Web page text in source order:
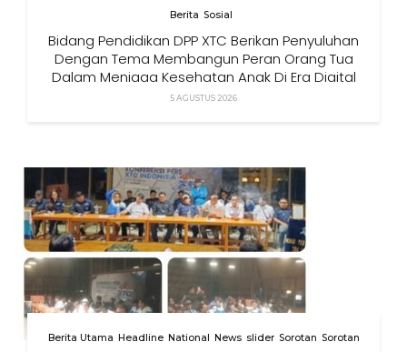
Berita Sosial
Bidang Pendidikan DPP XTC Berikan Penyuluhan
Dengan Tema Membangun Peran Orang Tua
Dalam Menjaga Kesehatan Anak Di Era Digital
5 AGUSTUS 2026
Berita Utama Headline National News slider Sorotan Sorotan